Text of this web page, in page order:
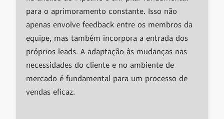
para o aprimoramento constante. Isso não
apenas envolve feedback entre os membros da
equipe, mas também incorpora a entrada dos
próprios leads. A adaptação às mudanças nas
necessidades do cliente e no ambiente de
mercado é fundamental para um processo de
vendas eficaz.